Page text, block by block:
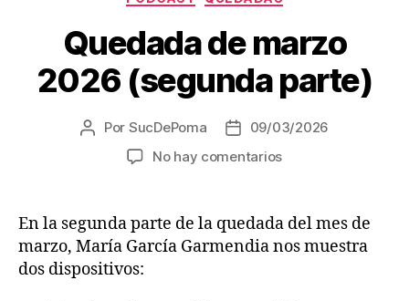
Quedada de marzo
2026 (segunda parte)
Autor
Por SucDePoma
Fecha
de
09/03/2026
No hay comentariosen
marzo
(segunda
En la segunda parte de la quedada del mes de
marzo, María García Garmendia nos muestra
dos dispositivos: